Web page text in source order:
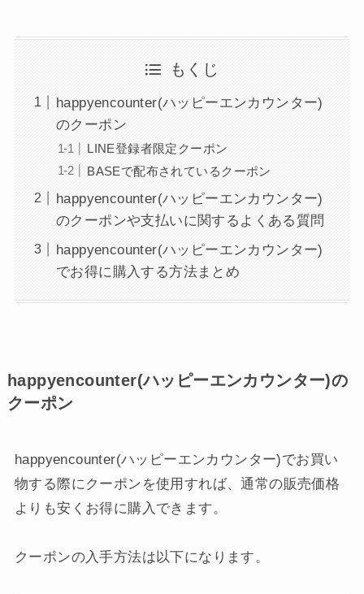
もくじ
happyencounter(ハッピーエンカウンター)
のクーポン
LINE登録者限定クーポン
BASEで配布されているクーポン
happyencounter(ハッピーエンカウンター)
のクーポンや支払いに関するよくある質問
happyencounter(ハッピーエンカウンター)
でお得に購入する方法まとめ
happyencounter(ハッピーエンカウンター)の
クーポン
happyencounter(ハッピーエンカウンター)でお買い
物する際にクーポンを使用すれば、通常の販売価格
よりも安くお得に購入できます。
クーポンの入手方法は以下になります。